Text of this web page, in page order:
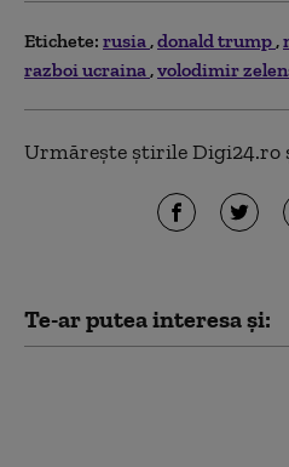
Etichete: rusia donald trump
razboi ucraina volodimir
Urmărește știrile Digi24.ro
Te-ar putea interesa și: